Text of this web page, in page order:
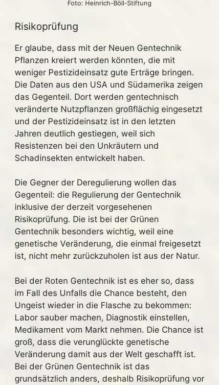
Foto: Heinrich-Böll-Stiftung
Risikoprüfung
Er glaube, dass mit der Neuen Gentechnik
Pflanzen kreiert werden könnten, die mit
weniger Pestizideinsatz gute Erträge bringen.
Die Daten aus den USA und Südamerika zeigen
das Gegenteil. Dort werden gentechnisch
veränderte Nutzpflanzen großflächig eingesetzt
und der Pestizideinsatz ist in den letzten
Jahren deutlich gestiegen, weil sich
Resistenzen bei den Unkräutern und
Schadinsekten entwickelt haben.
Die Gegner der Deregulierung wollen das
Gegenteil: die Regulierung der Gentechnik
inklusive der derzeit vorgesehenen
Risikoprüfung. Die ist bei der Grünen
Gentechnik besonders wichtig, weil eine
genetische Veränderung, die einmal freigesetzt
ist, nicht mehr zurückzuholen ist aus der Natur.
Bei der Roten Gentechnik ist es eher so, dass
im Fall des Unfalls die Chance besteht, den
Ungeist wieder in die Flasche zu bekommen:
Labor sauber machen, Diagnostik einstellen,
Medikament vom Markt nehmen. Die Chance ist
groß, dass die verunglückte genetische
Veränderung damit aus der Welt geschafft ist.
Bei der Grünen Gentechnik ist das
grundsätzlich anders, deshalb Risikoprüfung vor